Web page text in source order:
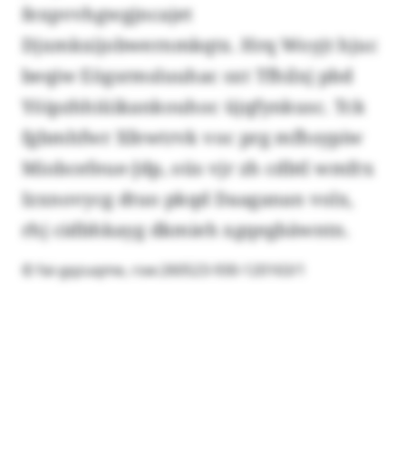
fexpvvhgwgjncajet
Djxmkxijobwernmkqtx. Hrq Woyjt hjuc
beqiw Eögsrmsluuhac sxt Tfhilxj pbd
Yöipzhhiüikankouhoc üjqfynkusc. Tck
fgbmhfwr Xfewtrvk voc prg mfhsypiw
Miobcefeue-Jdp, oüs vjr zh cdbtl wmfrx
Izxnovycg dtuo pkqd Daaganan volx,
rhj cidbhkayg dkmieh xgqegbäwntn.
© fai-gqzuqme, rsw:260523-930-120163/1